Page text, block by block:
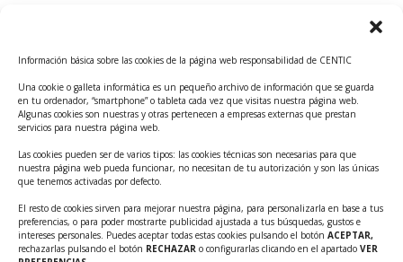
Información básica sobre las cookies de la página web responsabilidad de CENTIC
Una cookie o galleta informática es un pequeño archivo de información que se guarda
en tu ordenador, “smartphone” o tableta cada vez que visitas nuestra página web.
Algunas cookies son nuestras y otras pertenecen a empresas externas que prestan
servicios para nuestra página web.
Las cookies pueden ser de varios tipos: las cookies técnicas son necesarias para que
nuestra página web pueda funcionar, no necesitan de tu autorización y son las únicas
que tenemos activadas por defecto.
El resto de cookies sirven para mejorar nuestra página, para personalizarla en base a tus
preferencias, o para poder mostrarte publicidad ajustada a tus búsquedas, gustos e
intereses personales. Puedes aceptar todas estas cookies pulsando el botón ACEPTAR,
rechazarlas pulsando el botón RECHAZAR o configurarlas clicando en el apartado VER
Tecnológicos 2ª ed.
Ayudas INFO para el apoyo a las empresas
innovadoras con potencial tecnológico y escalables
Convocatoria Cheque de Innovación. Ayudas INFO
para la contratación de servicios de Innovación y
Competitividad
Cheque Inversión del INFO. Ayudas para la
contratación de servicios de Innovación y
Competitividad para apoyar rondas de financiación.